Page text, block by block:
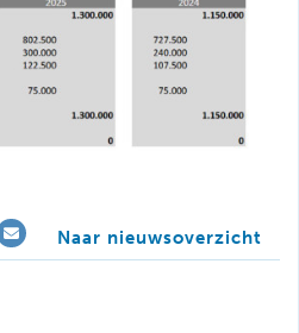
Naar nieuwsoverzicht